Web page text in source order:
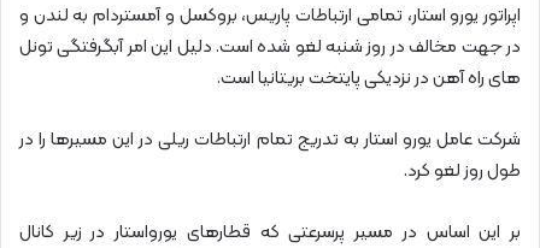
اپراتور یورو استار، تمامی ارتباطات پاریس، بروکسل و آمستردام به لندن و
در جهت مخالف در روز شنبه لغو شده است. دلیل این امر آبگرفتگی تونل
های راه آهن در نزدیکی پایتخت بریتانیا است.
شرکت عامل یورو استار به تدریج تمام ارتباطات ریلی در این مسیرها را در
طول روز لغو کرد.
بر این اساس در مسیر پرسرعتی که قطارهای یورواستار در زیر کانال